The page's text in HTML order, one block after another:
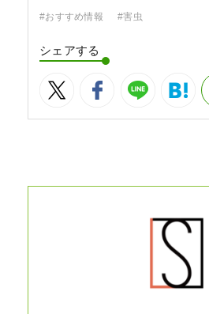
#おすすめ情報 #害虫
シェアする